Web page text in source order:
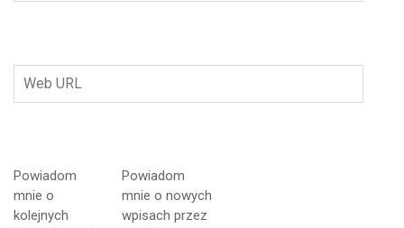
Powiadom
mnie o
kolejnych
Powiadom
mnie o nowych
wpisach przez